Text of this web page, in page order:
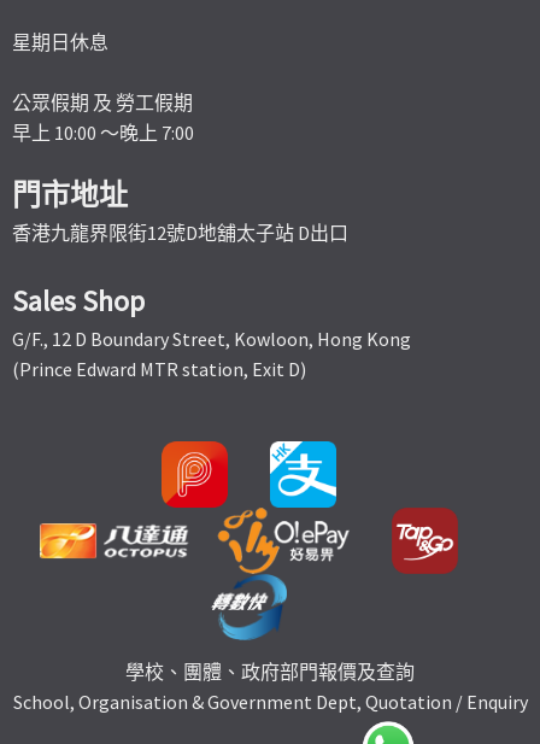
星期日休息
公眾假期 及 勞工假期
早上 10:00 ～晚上 7:00
門市地址
香港九龍界限街12號D地舖太子站 D出口
Sales Shop
G/F., 12 D Boundary Street, Kowloon, Hong Kong
(Prince Edward MTR station, Exit D)
學校、團體、政府部門報價及查詢
School, Organisation & Government Dept, Quotation / Enquiry